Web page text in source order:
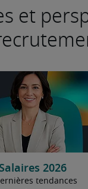
et
2026
tendances